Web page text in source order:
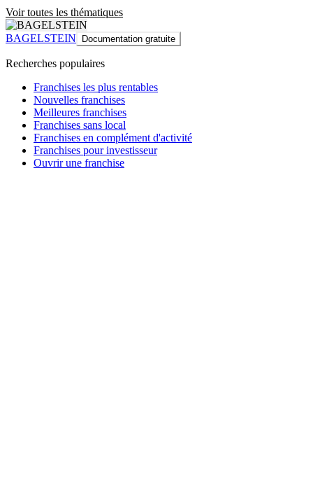
Voir toutes les thématiques
BAGELSTEIN Documentation gratuite
Recherches populaires
Franchises les plus rentables
Nouvelles franchises
Meilleures franchises
Franchises sans local
Franchises en complément d'activité
Franchises pour investisseur
Ouvrir une franchise